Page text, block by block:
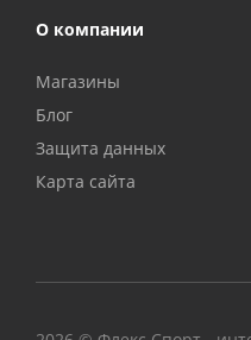
О компании
Магазины
Блог
Защита данных
Карта сайта